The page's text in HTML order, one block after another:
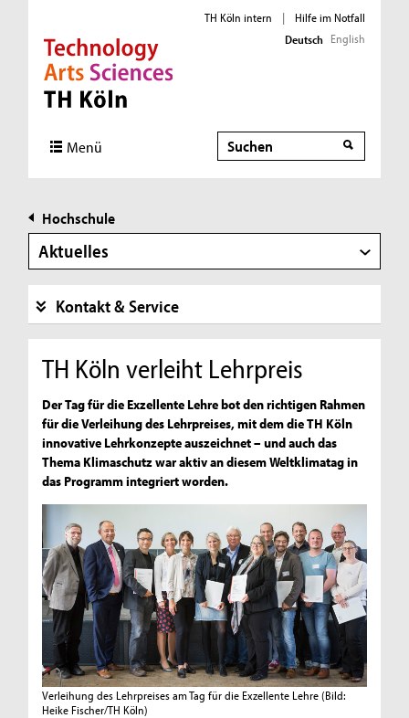
Direkt zur Hauptnavigation
Direkt zur Subnavigation
Direkt zum Inhalt
Direkt zum Fußbereich
TH Köln intern |
Hilfe im Notfall
Deutsch English
Menü Suche
Hochschule
Aktuelles
Kontakt & Service
TH Köln verleiht Lehrpreis
Der Tag für die Exzellente Lehre bot den richtigen Rahmen
für die Verleihung des Lehrpreises, mit dem die TH Köln
innovative Lehrkonzepte auszeichnet – und auch das
Thema Klimaschutz war aktiv an diesem Weltklimatag in
das Programm integriert worden.
Verleihung des Lehrpreises am Tag für die Exzellente Lehre (Bild:
Heike Fischer/TH Köln)